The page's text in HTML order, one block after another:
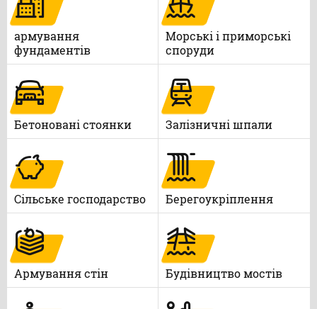
армування
фундаментів
Морські і приморські
споруди
Бетоновані стоянки Залізничні шпали
Сільське господарство Берегоукріплення
Армування стін Будівництво мостів